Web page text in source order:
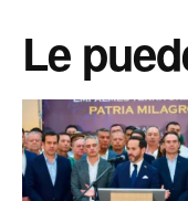
Le